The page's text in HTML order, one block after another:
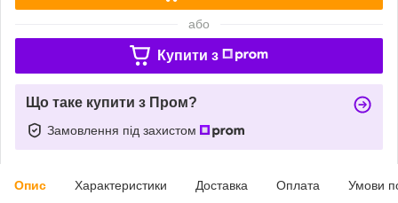
або
Купити з
Що таке купити з Пром?
Замовлення під захистом
Опис Характеристики Доставка Оплата Умови